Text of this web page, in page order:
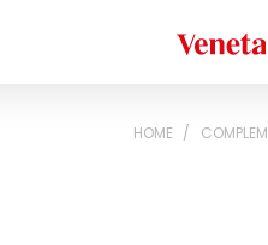
Veneta
HOME /